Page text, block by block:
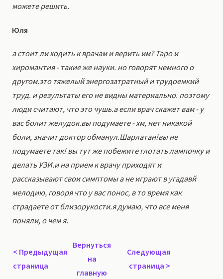
можете решить.
Юля
а стоит ли ходить к врачам и верить им? Таро и
хиромантия - такие же науки. но говорят немного о
другом.это тяжелый энергозатратный и трудоемкий
труд. и результаты его не видны материально. поэтому
люди считают, что это чушь.а если врач скажет вам - у
вас болит желудок.вы подумаете - хм, нет никакой
боли, значит доктор обманул.Шарлатан!вы не
подумаете так! вы тут же побежите глотать лампочку и
делать УЗИ.и на прием к врачу приходят и
рассказывают свои симптомы а не играют в угадавй
мелодию, говоря что у вас понос, в то время как
страдаете от близорукости.я думаю, что все меня
поняли, о чем я.
< Предыдущая
страница
Вернуться
на
главную
Следующая
страница >